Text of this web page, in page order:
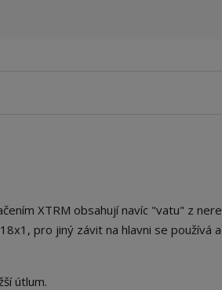
XTRM obsahují navíc "vatu" z
pro jiný závit na hlavni se používá
útlum.